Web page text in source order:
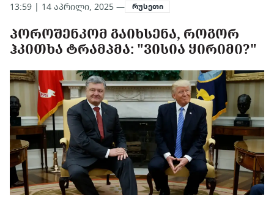
13:59 | 14 აპრილი, 2025 — რუსეთი
ᲞᲝᲠᲝᲨᲔᲜᲙᲝᲛ ᲒᲐᲘᲮᲡᲔᲜᲐ, ᲠᲝᲒᲝᲠ
ᲰᲙᲘᲗᲮᲐ ᲢᲠᲐᲛᲞᲛᲐ: "ᲕᲘᲡᲘᲐ ᲧᲘᲠᲘᲛᲘ?"